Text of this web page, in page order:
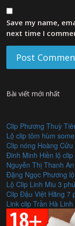
Save my name,
next time I
Bài viết mới nhất
Clip Phương Thuỳ
Lộ clip tôm hùm
Clip nóng Hoàng
Đinh Minh Hiền lộ
Nguyễn Thị Thanh
Đặng Ngọc Phương
Lộ Clip Linh Miu 3
Clip Đậu Việt Hằng 7
Link clip Trần Hà